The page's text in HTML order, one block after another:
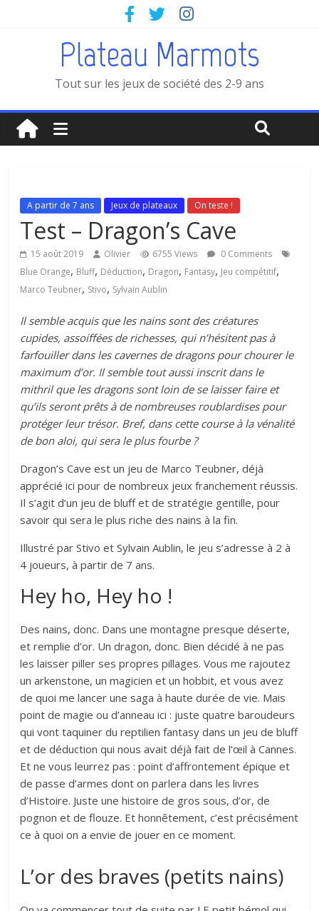
Plateau Marmots
Tout sur les jeux de société des 2-9 ans
A partir de 7 ans Jeux de plateaux On teste !
Test – Dragon’s Cave
15 août 2019 Olivier 6755 Views
0 Comments
Blue Orange, Bluff, Déduction, Dragon, Fantasy, Jeu compétitif,
Marco Teubner, Stivo, Sylvain Aublin
Il semble acquis que les nains sont des créatures
cupides, assoiffées de richesses, qui n’hésitent pas à
farfouiller dans les cavernes de dragons pour chourer le
maximum d’or. Il semble tout aussi inscrit dans le
mithril que les dragons sont loin de se laisser faire et
qu’ils seront prêts à de nombreuses roublardises pour
protéger leur trésor. Bref, dans cette course à la vénalité
de bon aloi, qui sera le plus fourbe ?
Dragon’s Cave est un jeu de Marco Teubner, déjà
apprécié ici pour de nombreux jeux franchement réussis.
Il s’agit d’un jeu de bluff et de stratégie gentille, pour
savoir qui sera le plus riche des nains à la fin.
Illustré par Stivo et Sylvain Aublin, le jeu s’adresse à 2 à
4 joueurs, à partir de 7 ans.
Hey ho, Hey ho !
Des nains, donc. Dans une montagne presque déserte,
et remplie d’or. Un dragon, donc. Bien décidé à ne pas
les laisser piller ses propres pillages. Vous me rajoutez
un arkenstone, un magicien et un hobbit, et vous avez
de quoi me lancer une saga à haute durée de vie. Mais
point de magie ou d’anneau ici : juste quatre baroudeurs
qui vont taquiner du reptilien fantasy dans un jeu de bluff
et de déduction qui nous avait déjà fait de l’œil à Cannes.
Et ne vous leurrez pas : point d’affrontement épique et
de passe d’armes dont on parlera dans les livres
d’Histoire. Juste une histoire de gros sous, d’or, de
pognon et de flouze. Et honnêtement, c’est précisément
ce à quoi on a envie de jouer en ce moment.
L’or des braves (petits nains)